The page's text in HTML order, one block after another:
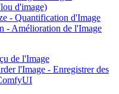
d'image)
- Quantification d'Image
- Amélioration de l'Image
de l'Image
l'Image - Enregistrer des